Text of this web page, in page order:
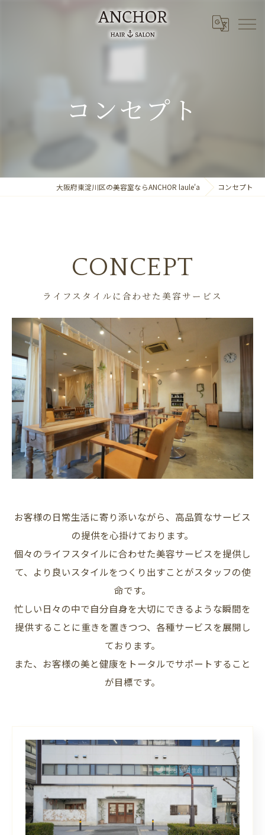
コンセプト
大阪府東淀川区の美容室ならANCHOR laule'a コンセプト
ライフスタイルに合わせた美容サービス
CONCEPT
お客様の日常生活に寄り添いながら、高品質なサービス
の提供を心掛けております。
個々のライフスタイルに合わせた美容サービスを提供し
て、より良いスタイルをつくり出すことがスタッフの使
命です。
忙しい日々の中で自分自身を大切にできるような瞬間を
提供することに重きを置きつつ、各種サービスを展開し
ております。
また、お客様の美と健康をトータルでサポートすること
が目標です。